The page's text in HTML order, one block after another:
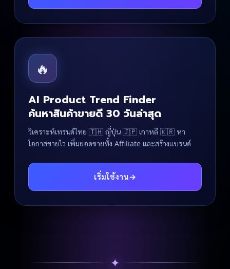
🔥
AI Product Trend Finder
ค้นหาสินค้าขายดี 30 วันล่าสุด
วิเคราะห์เทรนด์ไทย 🇹🇭 ญี่ปุ่น 🇯🇵 เกาหลี 🇰🇷 หา
โอกาสขายไว เพิ่มยอดขายทั้ง Affiliate และสร้างแบรนด์
เริ่มใช้งาน→
✦